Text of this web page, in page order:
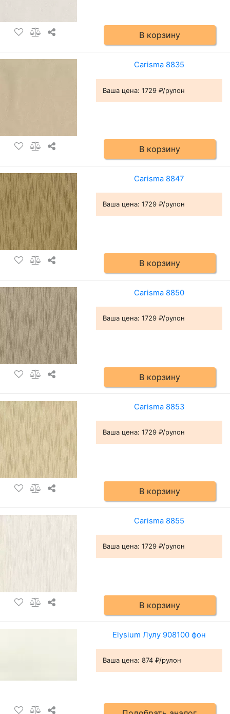
В корзину
Carisma 8835
Ваша цена: 1729 ₽/рулон
В корзину
Carisma 8847
Ваша цена: 1729 ₽/рулон
В корзину
Carisma 8850
Ваша цена: 1729 ₽/рулон
В корзину
Carisma 8853
Ваша цена: 1729 ₽/рулон
В корзину
Carisma 8855
Ваша цена: 1729 ₽/рулон
В корзину
Elysium Лулу 908100 фон
Ваша цена: 874 ₽/рулон